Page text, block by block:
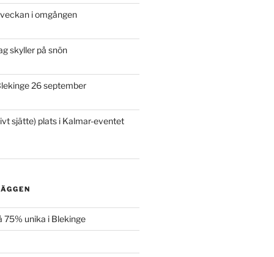
i omgången
skyller på snön
26 september
sjätte) plats i Kalmar-eventet
75% unika i Blekinge